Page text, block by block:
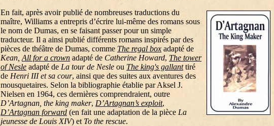
En fait, après avoir publié de nombreuses traductions du
maître, Williams a entrepris d’écrire lui-même des romans sous
le nom de Dumas, en se faisant passer pour un simple
traducteur. Il a ainsi publié différents romans inspirés par des
pièces de théâtre de Dumas, comme The regal box adapté de
Kean, All for a crown adapté de Catherine Howard, The tower
of Nesle adapté de La tour de Nesle ou The king's gallanttiré
de Henri III et sa cour, ainsi que des suites aux aventures des
mousquetaires. Selon la bibliographie établie par Aksel J.
Nielsen en 1964, ces dernières comprendraient, outre
D’Artagnan, the king maker, D’Artagnan’s exploit,
D’Artagnan forward (en fait une adaptation de la pièce La
jeunesse de Louis XIV) et To the rescue.